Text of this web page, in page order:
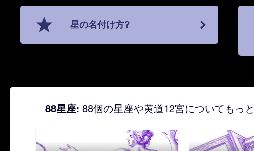
星の名付け方?
88星座: 88個の星座や黄道12宮についてもっ